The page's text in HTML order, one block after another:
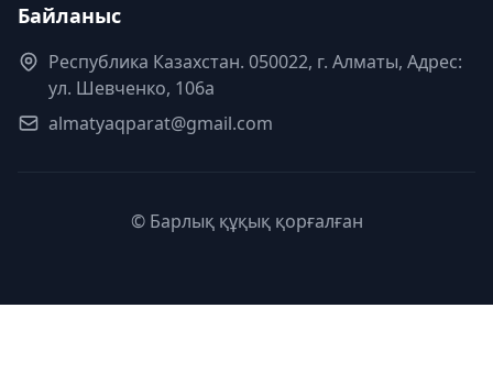
Байланыс
Республика Казахстан. 050022, г. Алматы, Адрес:
ул. Шевченко, 106а
almatyaqparat@gmail.com
© Барлық құқық қорғалған